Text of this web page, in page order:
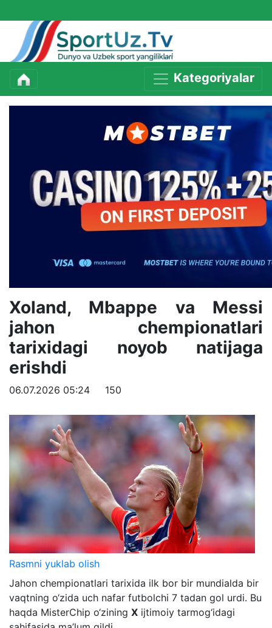
Kategoriyalar
Xoland, Mbappe va Messi
jahon chempionatlari
tarixidagi noyob natijaga
erishdi
06.07.2026 05:24 150
Rasmni yuklab olish
Jahon chempionatlari tarixida ilk bor bir mundialda bir
vaqtning o‘zida uch nafar futbolchi 7 tadan gol urdi. Bu
haqda MisterChip o‘zining X ijtimoiy tarmog‘idagi